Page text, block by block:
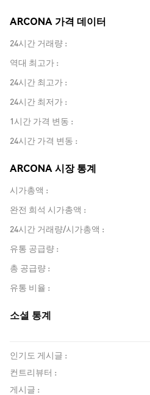
ARCONA 가격 데이터
24시간 거래량
역대 최고가
24시간 최고가
24시간 최저가
1시간 가격 변동
24시간 가격 변동
ARCONA 시장 통계
시가총액
완전 희석 시가총액
24시간 거래량/시가총액
유통 공급량
총 공급량
유통 비율
소셜 통계
인기도 게시글 :
컨트리뷰터 :
게시글 :